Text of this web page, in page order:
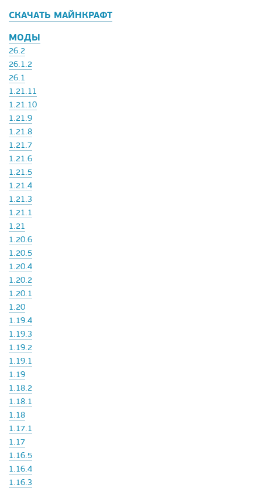
СКАЧАТЬ МАЙНКРАФТ
МОДЫ
26.2
26.1.2
26.1
1.21.11
1.21.10
1.21.9
1.21.8
1.21.7
1.21.6
1.21.5
1.21.4
1.21.3
1.21.1
1.21
1.20.6
1.20.5
1.20.4
1.20.2
1.20.1
1.20
1.19.4
1.19.3
1.19.2
1.19.1
1.19
1.18.2
1.18.1
1.18
1.17.1
1.17
1.16.5
1.16.4
1.16.3